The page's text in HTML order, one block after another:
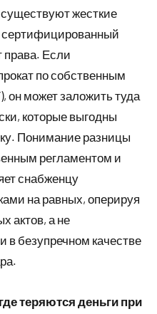
жесткие
сертифицированный
права. Если
по собственным
он может заложить туда
которые выгодны
Понимание разницы
регламентом и
снабженцу
на равных, оперируя
актов, а не
в безупречном качестве
теряются деньги при